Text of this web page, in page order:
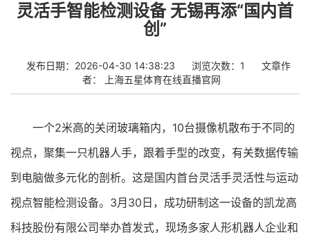
灵活手智能检测设备 无锡再添“国内首
创”
发布日期：2026-04-30 14:38:23 浏览次数：1
文章作
者：
上海五星体育在线直播官网
一个2米高的关闭玻璃箱内，10台摄像机散布于不同的
视点，聚集一只机器人手，跟着手型的改变，有关数据传输
到电脑做多元化的剖析。这是国内首台灵活手灵活性与运动
视点智能检测设备。3月30日，成功研制这一设备的凯龙高
科技股份有限公司举办首发式，现场多家人形机器人企业和